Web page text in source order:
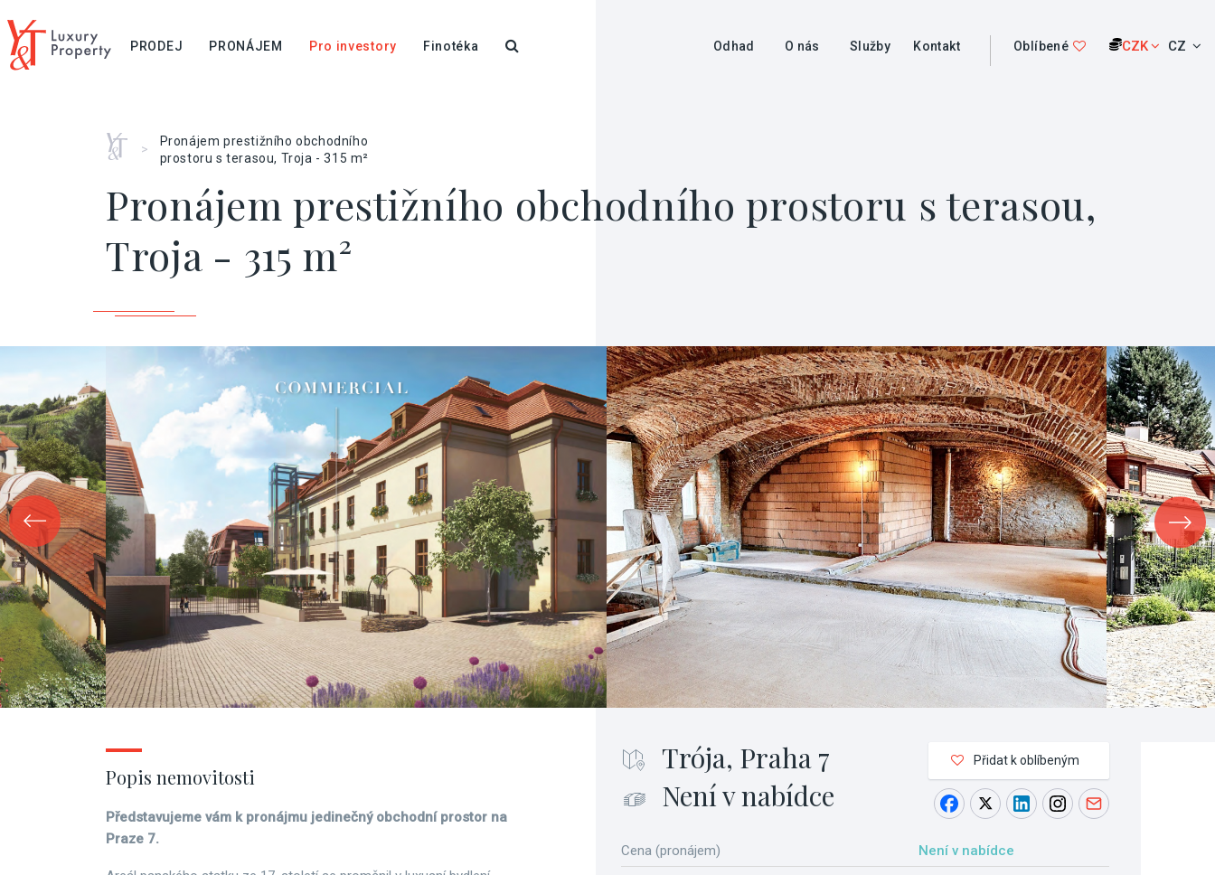
PRODEJ PRONÁJEM Pro investory Finotéka Odhad O nás Služby Kontakt Oblíbené CZK CZ
Home
>
Pronájem prestižního obchodního
prostoru s terasou, Troja - 315 m²
Pronájem prestižního obchodního prostoru s terasou,
Troja - 315 m²
Trója, Praha 7
Není v nabídce
Přidat k oblíbeným
Cena (pronájem)
Není v nabídce
Popis nemovitosti
Představujeme vám k pronájmu jedinečný obchodní prostor na
Praze 7.